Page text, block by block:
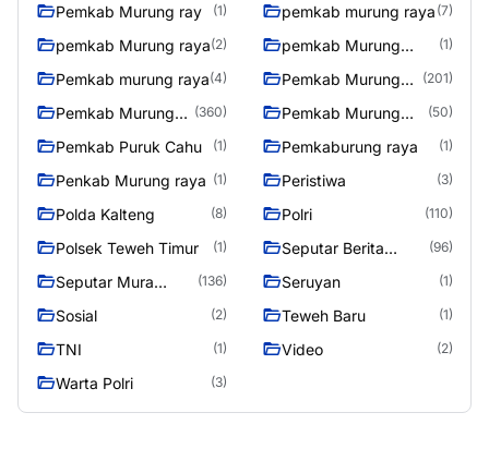
Pemkab Murung ray (1) pemkab murung raya (7)
pemkab Murung raya(2)
pemkab Murung
(1)
Pemkab murung raya(4)
Pemkab Murung
(201)
Pemkab Murung
(360)
Pemkab Murung
(50)
Pemkab Puruk Cahu (1) Pemkaburung raya (1)
Penkab Murung raya (1) Peristiwa (3)
Polda Kalteng (8) Polri (110)
Polsek Teweh Timur (1)
Seputar Berita
(96)
Seputar Mura
(136) Seruyan (1)
Sosial (2) Teweh Baru (1)
TNI (1) Video (2)
Warta Polri (3)